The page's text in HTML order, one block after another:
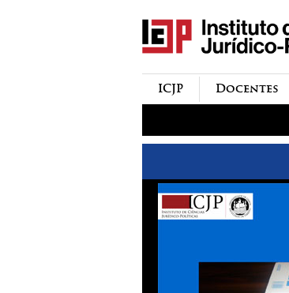
icjp
menu-institucional
Docentes
ICJP